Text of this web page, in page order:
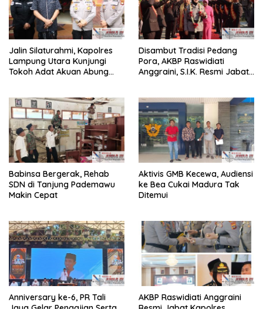
Jalin Silaturahmi, Kapolres
Lampung Utara Kunjungi
Tokoh Adat Akuan Abung
Disambut Tradisi Pedang
Pora, AKBP Raswidiati
Anggraini, S.I.K. Resmi Jabat
Babinsa Bergerak, Rehab
SDN di Tanjung Pademawu
Makin Cepat
Aktivis GMB Kecewa, Audiensi
ke Bea Cukai Madura Tak
Ditemui
Anniversary ke-6, PR Tali
AKBP Raswidiati Anggraini